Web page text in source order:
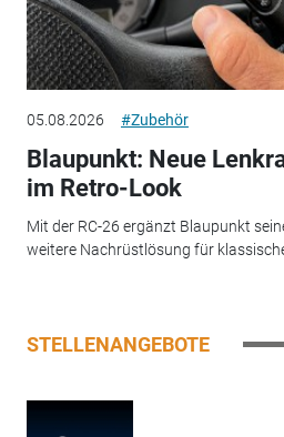
05.08.2026 #Zubehör
Blaupunkt: Neue
im Retro-Look
Mit der RC-26 ergänzt Blaupunkt
weitere Nachrüstlösung für
STELLENANGEBOTE